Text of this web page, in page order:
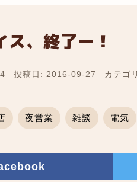
、終了ー！
投稿日: 2016-09-27 カテゴ
夜営業 雑談 電気